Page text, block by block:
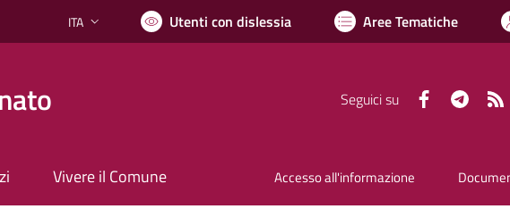
Lingua attiva:
ITA Utenti con dislessia Aree Tematiche
Seguici su Facebook
Vivere il Comune Accesso all'informazione